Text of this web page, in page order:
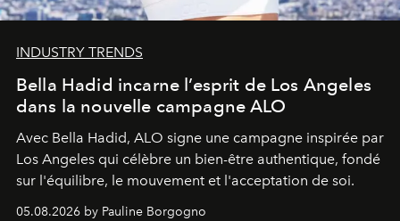
INDUSTRY TRENDS
Bella Hadid incarne l’esprit de Los Angeles
dans la nouvelle campagne ALO
Avec Bella Hadid, ALO signe une campagne inspirée par
Los Angeles qui célèbre un bien-être authentique, fondé
sur l'équilibre, le mouvement et l'acceptation de soi.
05.08.2026 by Pauline Borgogno